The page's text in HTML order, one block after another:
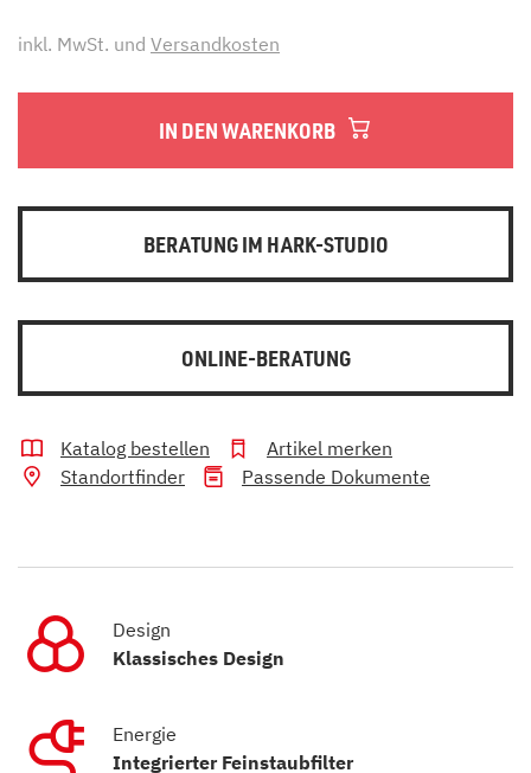
inkl. MwSt. und Versandkosten
IN DEN WARENKORB
BERATUNG IM HARK-STUDIO
ONLINE-BERATUNG
Katalog bestellen
Artikel merken
Standortfinder
Passende Dokumente
Design
Klassisches Design
Energie
Integrierter Feinstaubfilter